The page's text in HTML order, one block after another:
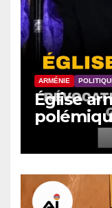
ARMÉNIE
Église